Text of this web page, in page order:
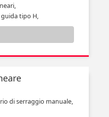
tipo H,
di serraggio manuale,